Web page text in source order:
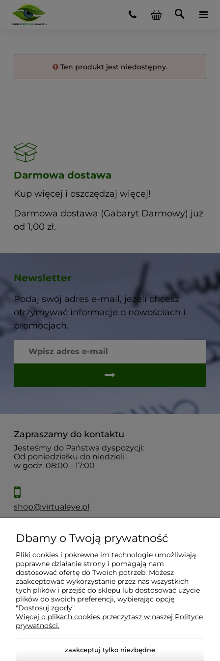
Ten produkt jest niedostępny.
Darmowa dostawa
Kup więcej i oszczędzaj więcej!
Darmowa dostawa (Gabaryt Darmowy) już
od 1,00 zł.
Newsletter
Podaj swój adres e-mail, jeżeli chcesz
otrzymywać informacje o nowościach i
promocjach.
Zapraszamy do kontaktu
Jesteśmy do Państwa dyspozycji:
Od poniedziałku do niedzieli
w godz. 08:00 - 17:00
shop@virtualeye.pl
Moje konto
Płatności i dostawa
Informacje
O nas
Dbamy o Twoją prywatność
Pliki cookies i pokrewne im technologie umożliwiają
poprawne działanie strony i pomagają nam
dostosować ofertę do Twoich potrzeb. Możesz
zaakceptować wykorzystanie przez nas wszystkich
tych plików i przejść do sklepu lub dostosować użycie
plików do swoich preferencji, wybierając opcję
"Dostosuj zgody".
Więcej o plikach cookies przeczytasz w naszej Polityce
prywatności.
zaakceptuj tylko niezbędne